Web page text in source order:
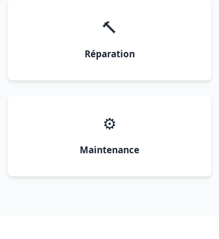
🔨
Réparation
⚙️
Maintenance